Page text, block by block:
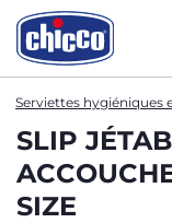
Serviettes hygiéniques
SLIP
SIZE